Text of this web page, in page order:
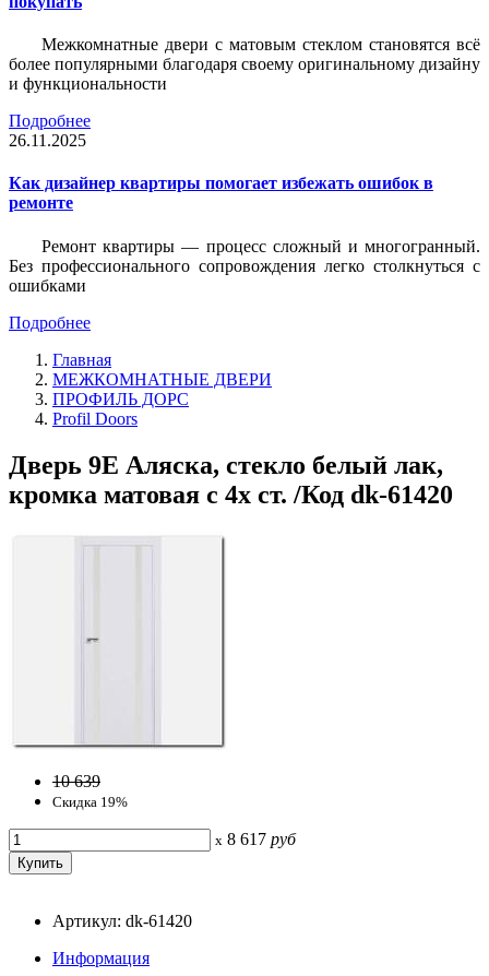
Межкомнатные двери с матовым стеклом становятся всё
более популярными благодаря своему оригинальному дизайну
и функциональности
Подробнее
26.11.2025
Как дизайнер квартиры помогает избежать ошибок в
ремонте
Ремонт квартиры — процесс сложный и многогранный.
Без профессионального сопровождения легко столкнуться с
ошибками
Подробнее
Главная
МЕЖКОМНАТНЫЕ ДВЕРИ
ПРОФИЛЬ ДОРС
Profil Doors
Дверь 9Е Аляска, стекло белый лак,
кромка матовая с 4х ст. /Код dk-61420
10 639
Скидка 19%
x 8 617 руб
Артикул: dk-61420
Информация